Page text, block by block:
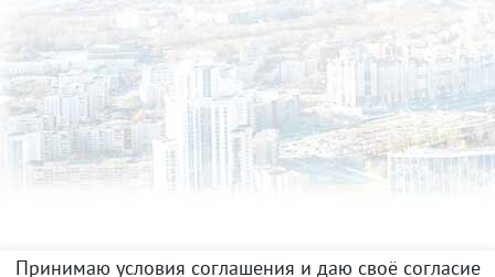
Принимаю условия соглашения и даю своё согласие